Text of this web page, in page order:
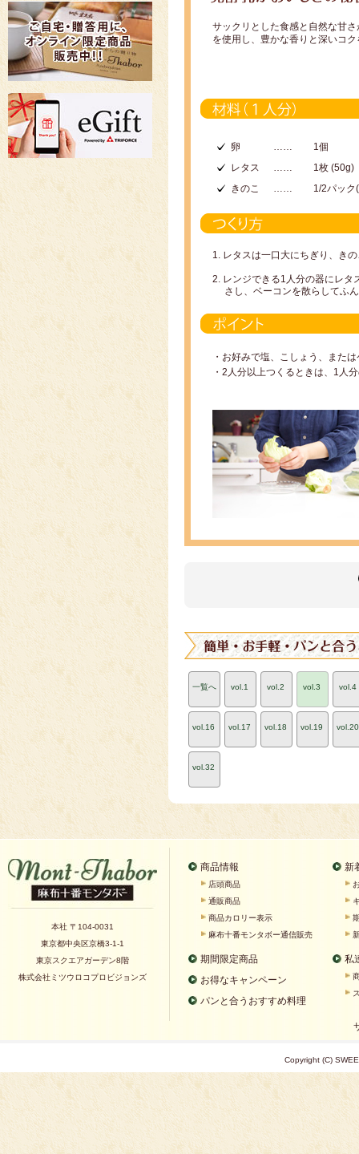
サックリとした食感と自然な甘
を使用し、豊かな香りと深いコ
卵
レタス
きのこ
……
……
……
1個
1枚 (50g)
1/2パック
1. レタスは一口大にちぎり、き
2. レンジできる1人分の器にレタ
さし、ベーコンを散らしてふ
・お好みで塩、こしょう、また
・2人分以上つくるときは、1人
一覧へ vol.1 vol.2 vol.3 vol.4
vol.16 vol.17 vol.18 vol.19 vol.20
vol.32
本社 〒104-0031
東京都中央区京橋3-1-1
東京スクエアガーデン8階
株式会社ミツウロコプロビジョンズ
商品情報
店頭商品
通販商品
商品カロリー表示
麻布十番モンタボー通信販売
期間限定商品
お得なキャンペーン
パンと合うおすすめ料理
新
私
Copyright (C)